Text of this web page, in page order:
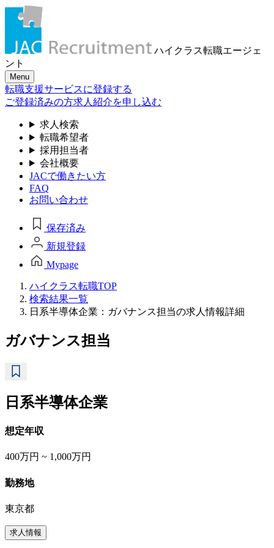
ハイクラス転職エージェ
ント
Menu
転職支援サービスに登録する
ご登録済みの方求人紹介を申し込む
求人検索
転職希望者
採用担当者
会社概要
JACで働きたい方
FAQ
お問い合わせ
保存済み
新規登録
Mypage
ハイクラス転職TOP
検索結果一覧
日系半導体企業：ガバナンス担当の求人情報詳細
ガバナンス担当
日系半導体企業
想定年収
400万円 ~ 1,000万円
勤務地
東京都
求人情報